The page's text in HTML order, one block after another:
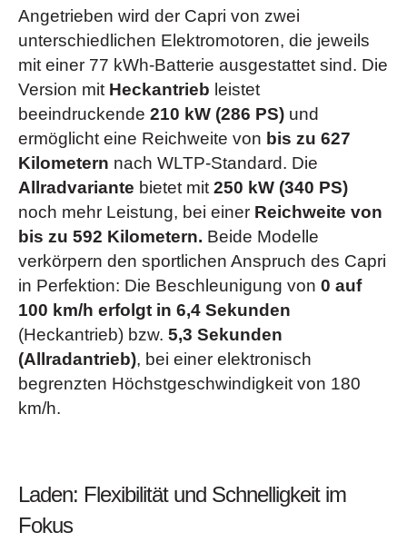
Angetrieben wird der Capri von zwei
unterschiedlichen Elektromotoren, die jeweils
mit einer 77 kWh-Batterie ausgestattet sind. Die
Version mit Heckantrieb leistet
beeindruckende 210 kW (286 PS) und
ermöglicht eine Reichweite von bis zu 627
Kilometern nach WLTP-Standard. Die
Allradvariante bietet mit 250 kW (340 PS)
noch mehr Leistung, bei einer Reichweite von
bis zu 592 Kilometern. Beide Modelle
verkörpern den sportlichen Anspruch des Capri
in Perfektion: Die Beschleunigung von 0 auf
100 km/h erfolgt in 6,4 Sekunden
(Heckantrieb) bzw. 5,3 Sekunden
(Allradantrieb), bei einer elektronisch
begrenzten Höchstgeschwindigkeit von 180
km/h.
Laden: Flexibilität und Schnelligkeit im
Fokus